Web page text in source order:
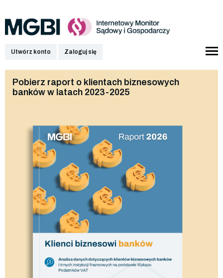
Utwórz konto Zaloguj się
Pobierz raport o klientach biznesowych
banków w latach 2023-2025